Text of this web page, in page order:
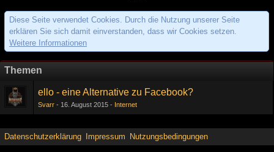
Diese Seite verwendet Cookies. Durch die Nutzung unserer Seite
erklären Sie sich damit einverstanden, dass wir Cookies setzen.
Weitere Informationen
Themen
ello - eine Alternative zu Facebook?
Svarr 16. August 2015 Internet
Datenschutzerklärung Impressum Nutzungsbedingungen